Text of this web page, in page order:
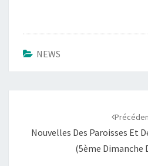
NEWS
Nouvelles Des Paroisses Et
(5ème Dimanche